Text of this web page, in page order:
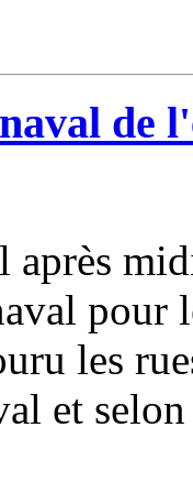
de
après
pour
les
et